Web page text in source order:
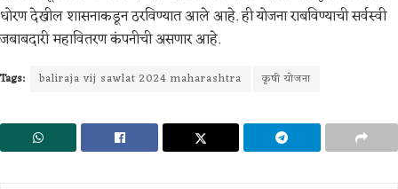
धोरण देखील शासनाकडून ठरविण्यात आले आहे. ही योजना राबविण्याची सर्वस्वी
जबाबदारी महावितरण कंपनीची असणार आहे.
Tags: baliraja vij sawlat 2024 maharashtra कृषी योजना